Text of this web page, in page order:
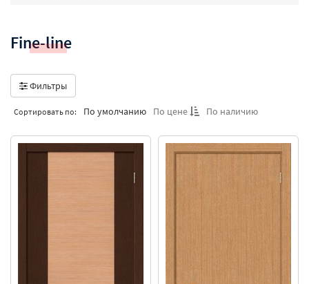
Fine-line
Фильтры
Сортировать по: По умолчанию По цене По наличию